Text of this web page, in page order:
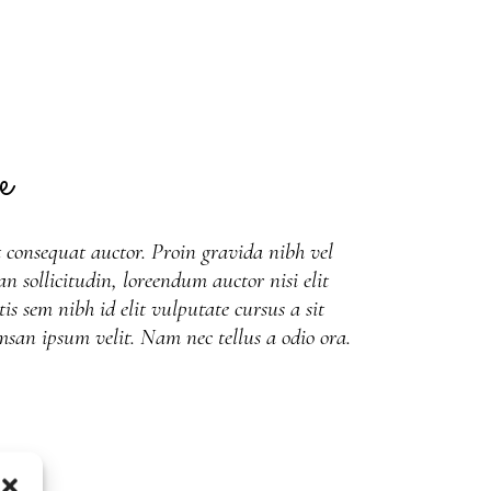
auctor. Proin gravida nibh vel
sollicitudin, loreendum auctor nisi elit
sem nibh id elit vulputate cursus a sit
ipsum velit. Nam nec tellus a odio ora.